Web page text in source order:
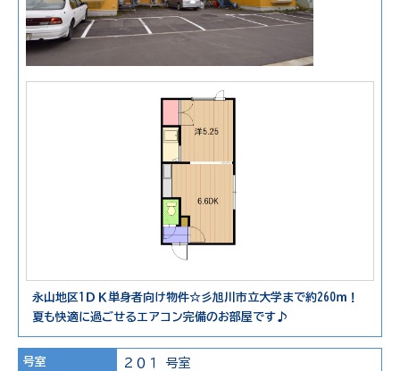
永山地区1ＤＫ単身者向け物件☆彡旭川市立大学まで約260ｍ！
夏も快適に過ごせるエアコン完備のお部屋です♪
号室 ２０１ 号室